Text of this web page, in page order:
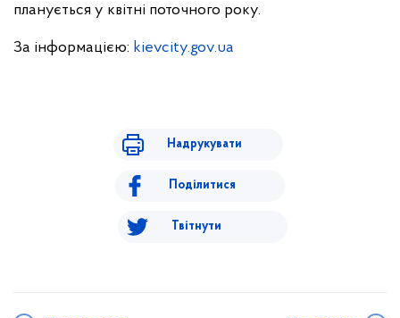
планується у квітні поточного року.
За інформацією: kievcity.gov.ua
Надрукувати
Поділитися
Твітнути